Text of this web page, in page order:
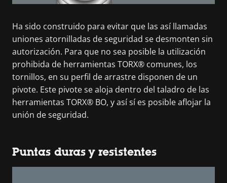
Ha sido construido para evitar que las así llamadas
uniones atornilladas de seguridad se desmonten sin
autorización. Para que no sea posible la utilización
prohibida de herramientas TORX® comunes, los
tornillos, en su perfil de arrastre disponen de un
pivote. Este pivote se aloja dentro del taladro de las
herramientas TORX® BO, y así sí es posible aflojar la
unión de seguridad.
Puntas duras y resistentes